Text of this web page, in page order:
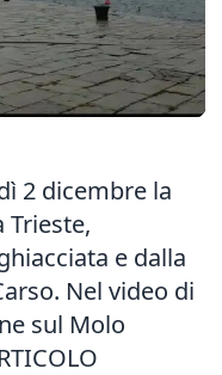
2 dicembre la
Trieste,
e dalla
Nel video di
sul Molo